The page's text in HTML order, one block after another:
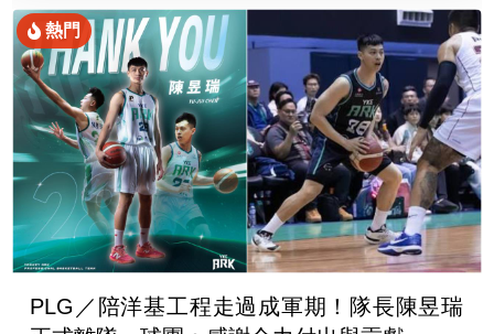
熱門
PLG／陪洋基工程走過成軍期！隊長陳昱瑞